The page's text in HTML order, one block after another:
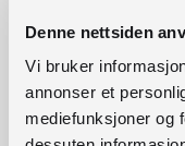
Denne nettsiden
Vi bruker
annonser et
mediefunksjoner og
I samarbeid med
om høstens nye
utgivelser for